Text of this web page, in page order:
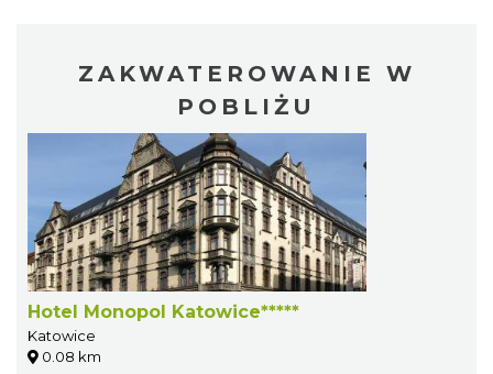
ZAKWATEROWANIE W
POBLIŻU
Hotel Monopol Katowice*****
Katowice
0.08 km